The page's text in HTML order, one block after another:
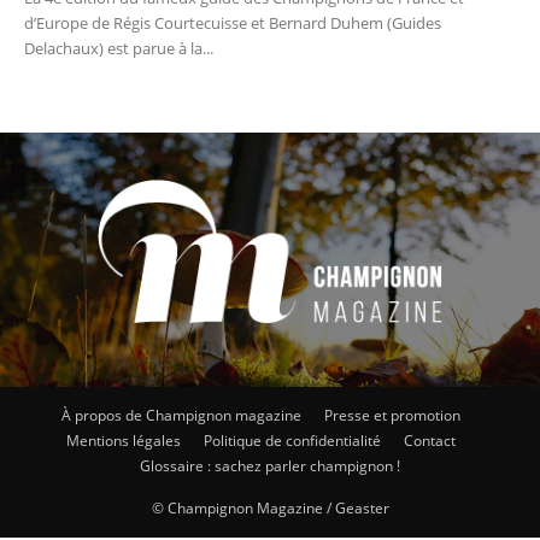
d’Europe de Régis Courtecuisse et Bernard Duhem (Guides
Delachaux) est parue à la...
À propos de Champignon magazine
Presse et promotion
Mentions légales
Politique de confidentialité
Contact
Glossaire : sachez parler champignon !
© Champignon Magazine / Geaster